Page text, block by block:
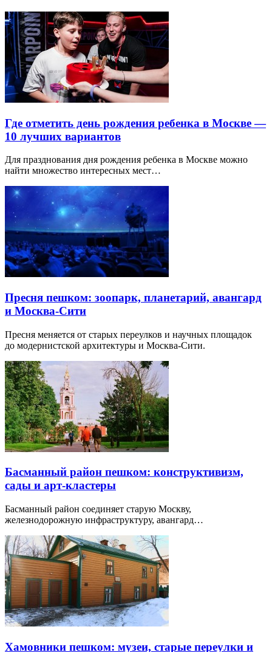
Где отметить день рождения ребенка в Москве —
10 лучших вариантов
Для празднования дня рождения ребенка в Москве можно
найти множество интересных мест…
Пресня пешком: зоопарк, планетарий, авангард
и Москва-Сити
Пресня меняется от старых переулков и научных площадок
до модернистской архитектуры и Москва-Сити.
Басманный район пешком: конструктивизм,
сады и арт-кластеры
Басманный район соединяет старую Москву,
железнодорожную инфраструктуру, авангард…
Хамовники пешком: музеи, старые переулки и